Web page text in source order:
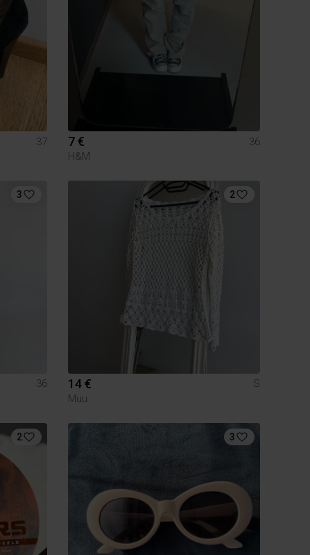
37
7 €
36
H&M
3
36
2
14 €
S
Muu
2 3